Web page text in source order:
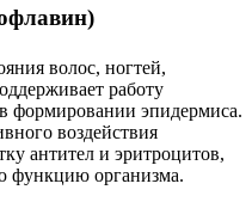
волос, ногтей,
работу
формировании эпидермиса.
воздействия
антител и эритроцитов,
функцию организма.